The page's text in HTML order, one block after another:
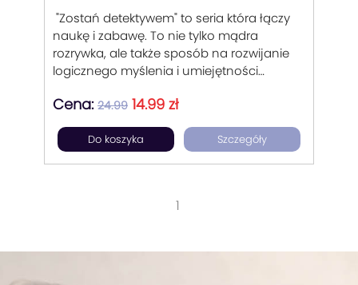
"Zostań detektywem" to seria która łączy
naukę i zabawę. To nie tylko mądra
rozrywka, ale także sposób na rozwijanie
logicznego myślenia i umiejętności
miłośników zagadek i tajemnic!
Cena: 24.99 14.99 zł
Do koszyka Szczegóły
1